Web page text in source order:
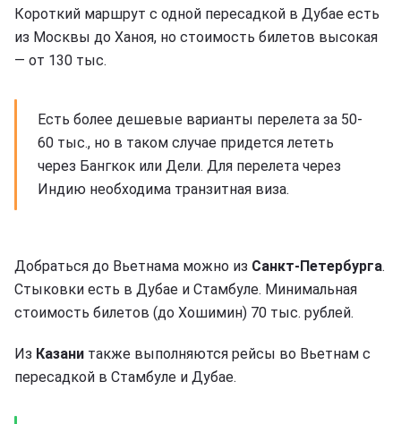
Короткий маршрут с одной пересадкой в Дубае есть
из Москвы до Ханоя, но стоимость билетов высокая
— от 130 тыс.
Есть более дешевые варианты перелета за 50-
60 тыс., но в таком случае придется лететь
через Бангкок или Дели. Для перелета через
Индию необходима транзитная виза.
Добраться до Вьетнама можно из Санкт-Петербурга.
Стыковки есть в Дубае и Стамбуле. Минимальная
стоимость билетов (до Хошимин) 70 тыс. рублей.
Из Казани также выполняются рейсы во Вьетнам с
пересадкой в Стамбуле и Дубае.